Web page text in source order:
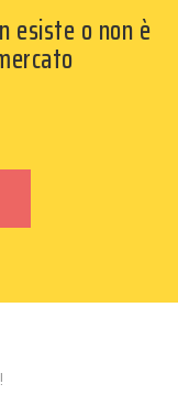
esiste o non è